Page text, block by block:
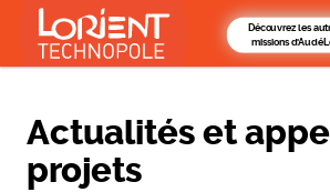
Découvrez les
missions
Actualités et
projets